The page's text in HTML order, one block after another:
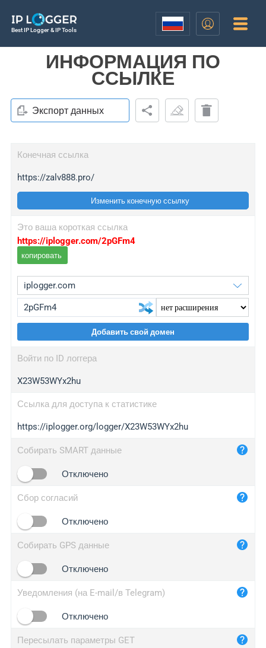
Best IP Logger & IP Tools
ИНФОРМАЦИЯ ПО
ССЫЛКЕ
Экспорт данных
Конечная ссылка
https://zalv888.pro/
Изменить конечную ссылку
Это ваша короткая ссылка
https://iplogger.com/2pGFm4
копировать
wl.gl
ed.tc
iplogger.com
maper.info
2no.co
yip.su
iplogger.info
Добавить свой домен
Войти по ID логгера
X23W53WYx2hu
Ссылка для доступа к статистике
https://iplogger.org/logger/X23W53WYx2hu
Собирать SMART данные
Отключено
Сбор согласий
Отключено
Собирать GPS данные
Отключено
Уведомления (на E-mail/в Telegram)
Отключено
Пересылать параметры GET